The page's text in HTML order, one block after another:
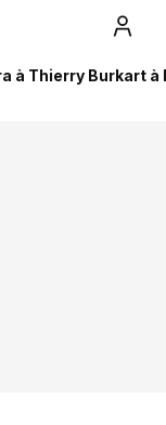
à Thierry Burkart à